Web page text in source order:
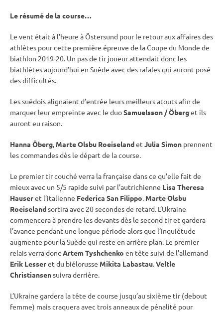
Le résumé de la course…
Le vent était à l’heure à Östersund pour le retour aux affaires des
athlètes pour cette première épreuve de laCoupe du Monde de
biathlon 2019-20. Un pas de tirjoueur attendait donc les
biathlètes aujourd’hui en Suède avec des rafales qui auront posé
des difficultés.
Les suédois alignaient d’entrée leurs meilleurs atouts afin de
marquer leur empreinte avec le duoSamuelsson / Öberget ils
auront eu raison.
Hanna Öberg, Marte Olsbu Roeiselandet Julia Simon prennent
les commandes dès le départ de la course.
Le premier tircouché verra la française dans ce qu’elle fait de
mieux avec un 5/5 rapide suivi par l’autrichienne Lisa Theresa
Hauseret l’italienne Federica San Filippo. Marte Olsbu
Roeiselandsortira avec 20 secondes de retard. L’Ukraine
commencera à prendre les devants dès le second tir et gardera
l’avance pendant une longue période alors que l’inquiétude
augmente pour la Suède qui reste en arrière plan. Le premier
relaisverra donc Artem Tyshchenko en tête suivi de l’allemand
Erik Lesseret du biélorusse Mikita Labastau.Veltle
Christiansensuivra derrière.
L’Ukraine gardera la tête de course jusqu’au sixième tir (debout
femme) mais craquera avec trois anneaux de pénalité pour